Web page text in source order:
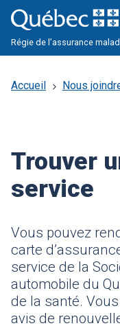
contenu
principal
Régie de l’assurance
Accueil Nous
Trouver
service
Vous pouvez
carte
service de la
automobile du
de la santé.
avis de